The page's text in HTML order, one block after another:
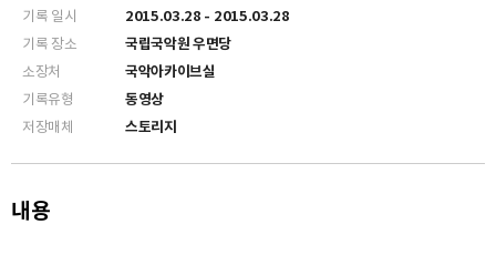
07. 소고춤 - 동영상
기록 일시
2015.03.28 - 2015.03.28
기록 장소
국립국악원 우면당
소장처
국악아카이브실
기록유형
동영상
저장매체
스토리지
내용